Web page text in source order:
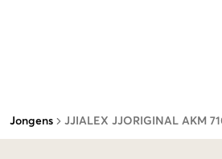
Jongens JJIALEX JJORIGINAL AKM